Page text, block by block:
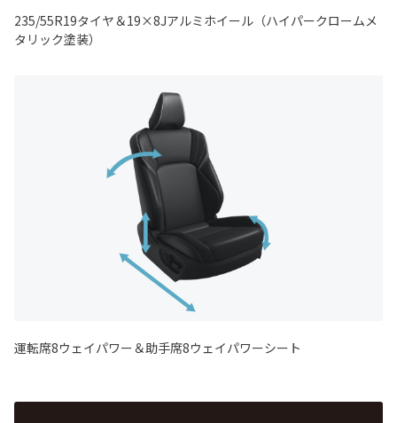
235/55R19タイヤ＆19×8Jアルミホイール（ハイパークロームメ
タリック塗装）
運転席8ウェイパワー＆助手席8ウェイパワーシート